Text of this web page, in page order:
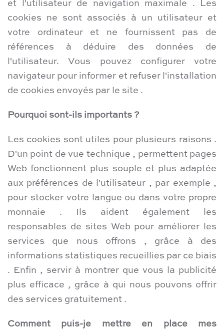
et l'utilisateur de navigation maximale . Les
cookies ne sont associés à un utilisateur et
votre ordinateur et ne fournissent pas de
références à déduire des données de
l'utilisateur. Vous pouvez configurer votre
navigateur pour informer et refuser l'installation
de cookies envoyés par le site .
Pourquoi sont-ils importants ?
Les cookies sont utiles pour plusieurs raisons .
D'un point de vue technique , permettent pages
Web fonctionnent plus souple et plus adaptée
aux préférences de l'utilisateur , par exemple ,
pour stocker votre langue ou dans votre propre
monnaie . Ils aident également les
responsables de sites Web pour améliorer les
services que nous offrons , grâce à des
informations statistiques recueillies par ce biais
. Enfin , servir à montrer que vous la publicité
plus efficace , grâce à qui nous pouvons offrir
des services gratuitement .
Comment puis-je mettre en place mes